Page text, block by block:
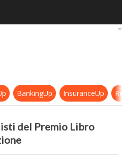
2023, i 5 finalisti del
BankingUp InsuranceUp
del Premio Libro